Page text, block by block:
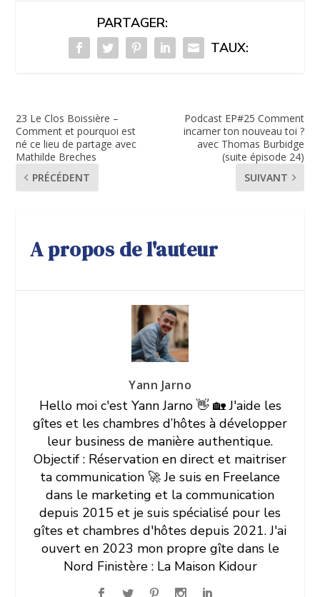
PARTAGER:
TAUX:
23 Le Clos Boissière –
Comment et pourquoi est
né ce lieu de partage avec
Mathilde Breches
PRÉCÉDENT
Podcast EP#25 Comment
incarner ton nouveau toi ?
avec Thomas Burbidge
(suite épisode 24)
SUIVANT
A propos de l'auteur
Yann Jarno
Hello moi c'est Yann Jarno 👋 🏡 J'aide les
gîtes et les chambres d’hôtes à développer
leur business de manière authentique.
Objectif : Réservation en direct et maitriser
ta communication 🚀 Je suis en Freelance
dans le marketing et la communication
depuis 2015 et je suis spécialisé pour les
gîtes et chambres d'hôtes depuis 2021. J'ai
ouvert en 2023 mon propre gîte dans le
Nord Finistère : La Maison Kidour